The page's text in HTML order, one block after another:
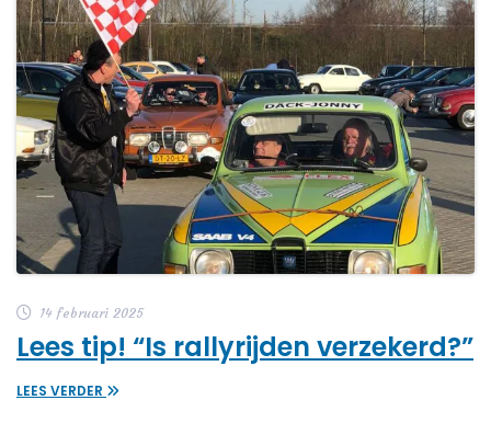
14 februari 2025
Lees tip! “Is rallyrijden verzekerd?”
LEES VERDER